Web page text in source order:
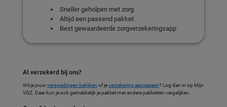
Sneller geholpen met zorg
Altijd een passend pakket
Best gewaardeerde zorgverzekeringsapp
Al verzekerd bij ons?
Wil je jouw vergoedingen bekijken of jeverzekering aanpassen? Log dan in op Mijn
VGZ. Daar kun je ook gemakkelijk je pakket met andere pakketten vergelijken.